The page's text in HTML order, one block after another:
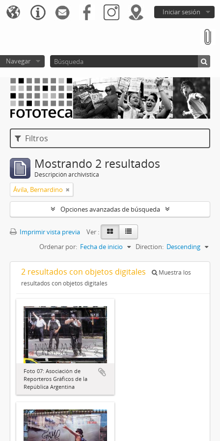
Iniciar sesión
Navegar
Filtros
Mostrando 2 resultados
Descripción archivística
Ávila, Bernardino
Opciones avanzadas de búsqueda
Imprimir vista previa
Ver :
Ordenar por: Fecha de inicio Direction: Descending
2 resultados con objetos digitales
Muestra los
resultados con objetos digitales
Foto 07: Asociación de
Reporteros Gráficos de la
República Argentina